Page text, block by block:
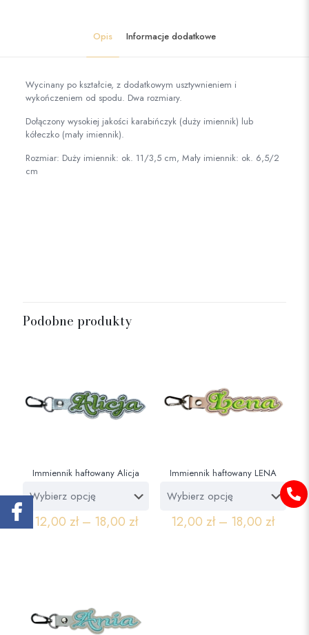
Opis Informacje dodatkowe
Wycinany po kształcie, z dodatkowym usztywnieniem i
wykończeniem od spodu. Dwa rozmiary.
Dołączony wysokiej jakości karabińczyk (duży imiennik) lub
kółeczko (mały imiennik).
Rozmiar: Duży imiennik: ok. 11/3,5 cm, Mały imiennik: ok. 6,5/2
cm
Podobne produkty
Immiennik haftowany Alicja
12,00 zł– 18,00 zł
Immiennik haftowany LENA
12,00zł– 18,00zł